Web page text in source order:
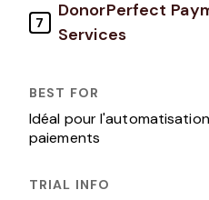
7
DonorPerfect
Services
Idéal pour
paiements